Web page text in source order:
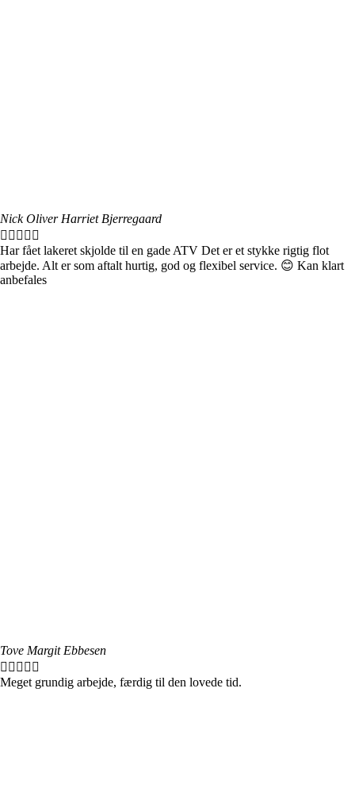
Nick Oliver Harriet Bjerregaard
    
Har fået lakeret skjolde til en gade ATV Det er et stykke rigtig flot
arbejde. Alt er som aftalt hurtig, god og flexibel service. 😊 Kan klart
anbefales
Tove Margit Ebbesen
    
Meget grundig arbejde, færdig til den lovede tid.